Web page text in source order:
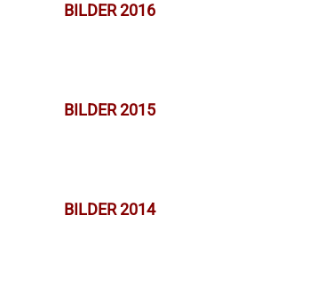
BILDER 2016
BILDER 2015
BILDER 2014